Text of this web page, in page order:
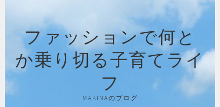
ファッションで何と
か乗り切る子育てライ
フ
MAKINAのブログ